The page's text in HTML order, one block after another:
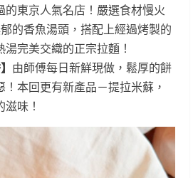
的東京人氣名店！嚴選食材慢火
的香魚湯頭，搭配上經過烤製的
完美交織的正宗拉麵！
由師傅每日新鮮現做，鬆厚的餅
本回更有新產品－提拉米蘇，
味！